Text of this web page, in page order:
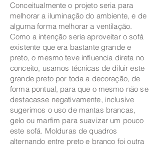
Conceitualmente o projeto seria para
melhorar a iluminação do ambiente, e de
alguma forma melhorar a ventilação.
Como a intenção seria aproveitar o sofá
existente que era bastante grande e
preto, o mesmo teve influencia direta no
conceito, usamos técnicas de diluir este
grande preto por toda a decoração, de
forma pontual, para que o mesmo não se
destacasse negativamente, inclusive
sugerimos o uso de mantas brancas,
gelo ou marfim para suavizar um pouco
este sofá. Molduras de quadros
alternando entre preto e branco foi outra